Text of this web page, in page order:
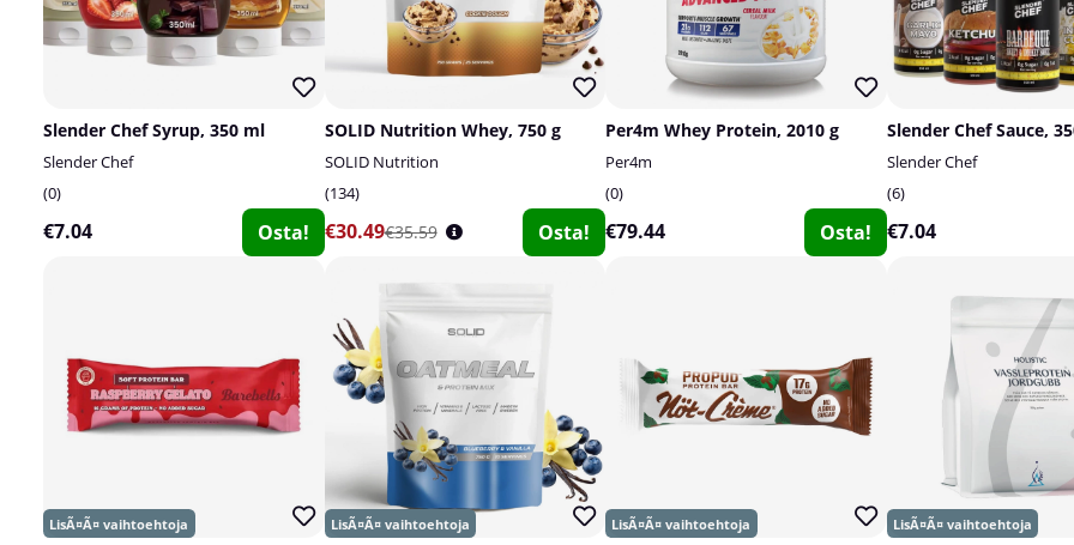
Slender Chef Syrup, 350 ml
Slender Chef
0
€7.04 Osta!
SOLID Nutrition Whey, 750 g
SOLID Nutrition
134
€30.49€35.59 Osta!
Per4m Whey Protein, 2010 g
Per4m
0
€79.44 Osta!
Slender Chef Sauce,
Slender Chef
6
€7.04